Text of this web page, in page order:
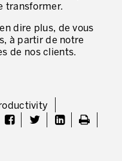
des problèmes
transformer.
dire plus, de vous
à partir de notre
de nos clients.